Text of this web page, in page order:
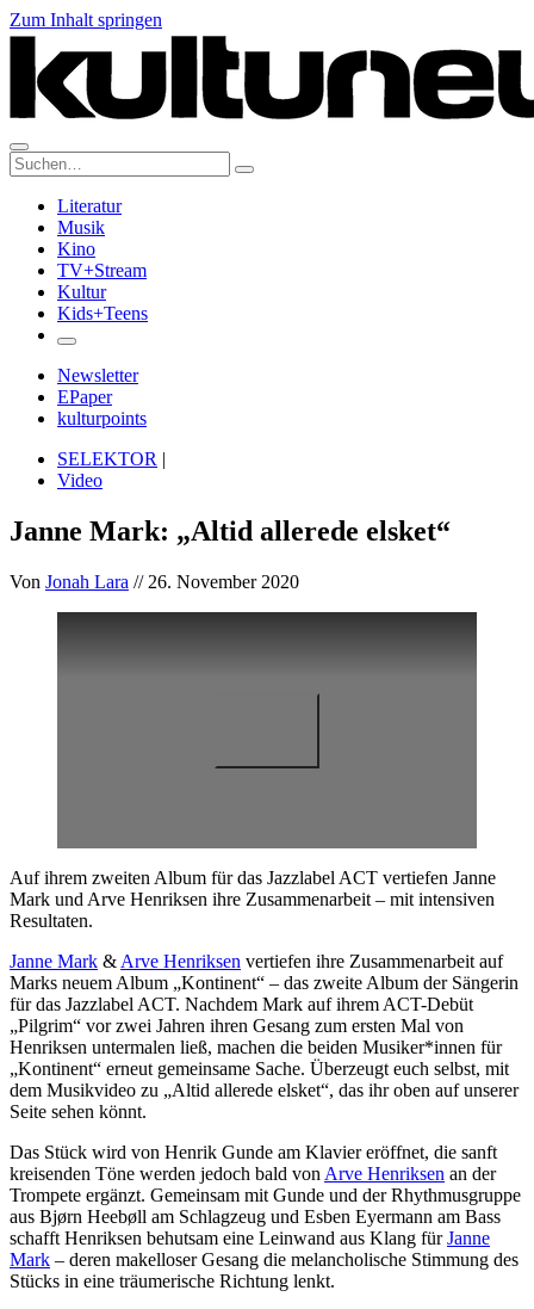
Zum Inhalt springen
Suche:
Literatur
Musik
Kino
TV+Stream
Kultur
Kids+Teens
Newsletter
EPaper
kulturpoints
SELEKTOR |
Video
Janne Mark: „Altid allerede elsket“
Von Jonah Lara // 26. November 2020
Auf ihrem zweiten Album für das Jazzlabel ACT vertiefen Janne
Mark und Arve Henriksen ihre Zusammenarbeit – mit intensiven
Resultaten.
Janne Mark & Arve Henriksen vertiefen ihre Zusammenarbeit auf
Marks neuem Album „Kontinent“ – das zweite Album der Sängerin
für das Jazzlabel ACT. Nachdem Mark auf ihrem ACT-Debüt
„Pilgrim“ vor zwei Jahren ihren Gesang zum ersten Mal von
Henriksen untermalen ließ, machen die beiden Musiker*innen für
„Kontinent“ erneut gemeinsame Sache. Überzeugt euch selbst, mit
dem Musikvideo zu „Altid allerede elsket“, das ihr oben auf unserer
Seite sehen könnt.
Das Stück wird von Henrik Gunde am Klavier eröffnet, die sanft
kreisenden Töne werden jedoch bald von Arve Henriksen an der
Trompete ergänzt. Gemeinsam mit Gunde und der Rhythmusgruppe
aus Bjørn Heebøll am Schlagzeug und Esben Eyermann am Bass
schafft Henriksen behutsam eine Leinwand aus Klang fürJanne
Mark – deren makelloser Gesang die melancholische Stimmung des
Stücks in eine träumerische Richtung lenkt.